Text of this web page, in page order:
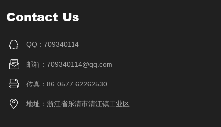
Contact Us
QQ：709340114
邮箱：709340114@qq.com
传真：86-0577-62262530
地址：浙江省乐清市清江镇工业区